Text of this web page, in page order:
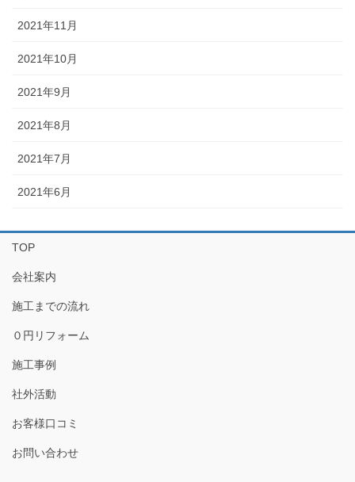
2021年11月
2021年10月
2021年9月
2021年8月
2021年7月
2021年6月
TOP
会社案内
施工までの流れ
０円リフォーム
施工事例
社外活動
お客様口コミ
お問い合わせ